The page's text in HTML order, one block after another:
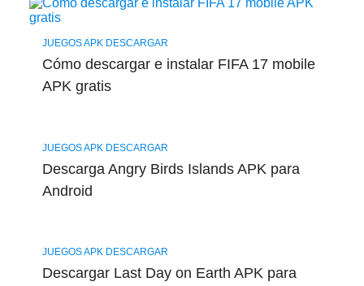
JUEGOS APK DESCARGAR
Cómo descargar e instalar FIFA 17 mobile
APK gratis
JUEGOS APK DESCARGAR
Descarga Angry Birds Islands APK para
Android
JUEGOS APK DESCARGAR
Descargar Last Day on Earth APK para